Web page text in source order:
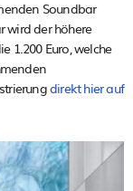
Soundbar
wird der höhere
1.200 Euro, welche
direkt hier auf